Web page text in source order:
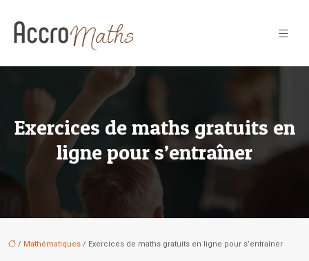
Exercices de maths gratuits en
ligne pour s’entraîner
/ Mathématiques / Exercices de maths gratuits en ligne pour s’entraîner